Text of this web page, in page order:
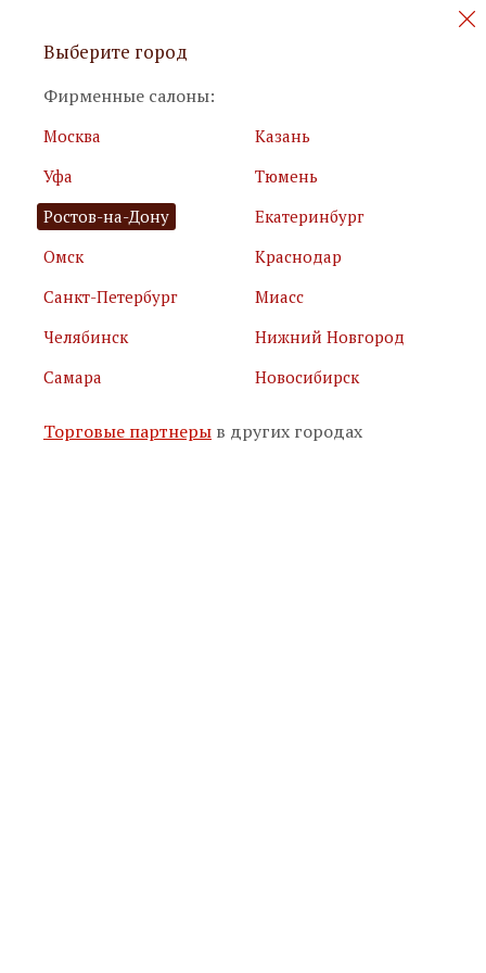
Персональные акции и новинки
Я принимаю
условия использования сайта
Я соглашаюсь сполитикой обработки персональных
Подписаться
Выберите город
Фирменные салоны:
Москва
Казань
Уфа
Тюмень
Ростов-на-Дону
Екатеринбург
Омск
Краснодар
Санкт-Петербург
Миасс
Челябинск
Нижний Новгород
Самара
Новосибирск
Торговые партнеры в других городах